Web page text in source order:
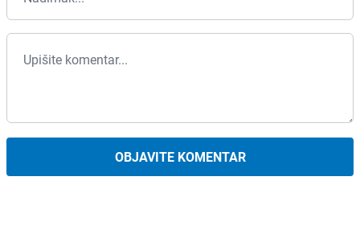
OBJAVITE KOMENTAR